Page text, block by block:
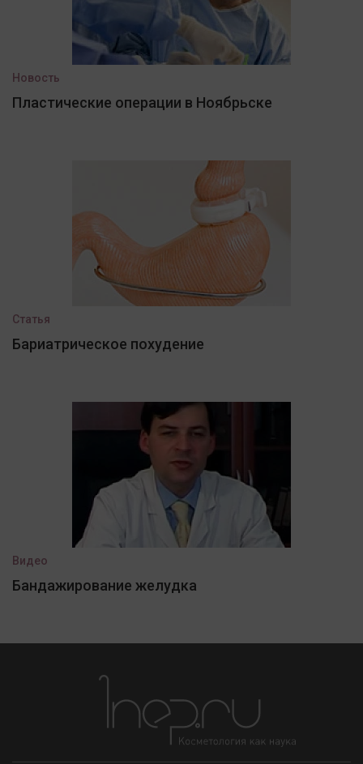
Новость
Пластические операции в Ноябрьске
Статья
Бариатрическое похудение
Видео
Бандажирование желудка